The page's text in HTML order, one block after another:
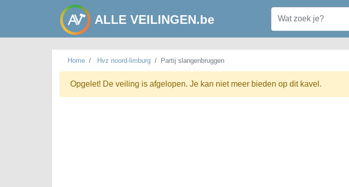
ALLE VEILINGEN.be
Home Hvz noord-limburg Partij slangenbruggen
Opgelet! De veiling is afgelopen. Je kan niet meer bieden op dit kavel.